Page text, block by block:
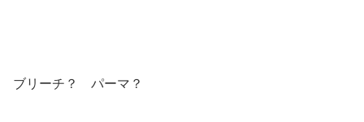
ブリーチ？ パーマ？